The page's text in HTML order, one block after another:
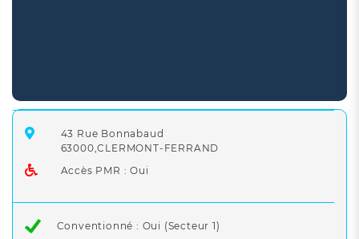
43 Rue Bonnabaud
63000,CLERMONT-FERRAND
Accès PMR : Oui
Conventionné : Oui (Secteur 1)